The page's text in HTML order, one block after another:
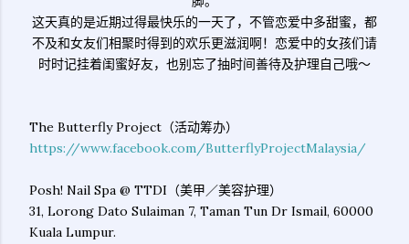
这天真的是近期过得最快乐的一天了，不管恋爱中多甜蜜，都
不及和女友们相聚时得到的欢乐更滋润啊！恋爱中的女孩们请
时时记挂着闺蜜好友，也别忘了抽时间善待及护理自己哦～
The Butterfly Project（活动筹办）
https://www.facebook.com/ButterflyProjectMalaysia/
Posh! Nail Spa @ TTDI（美甲／美容护理）
31, Lorong Dato Sulaiman 7, Taman Tun Dr Ismail, 60000
Kuala Lumpur.